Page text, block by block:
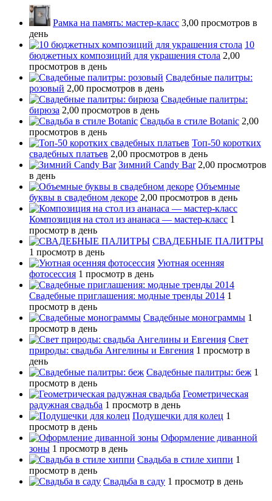
Рамка на память: мастер-класс 3,00 просмотров в
день
10
бюджетных композиций для украшения стола 2,00
просмотров в день
Свадебные палитры:
розовый 2,00 просмотров в день
Свадебные палитры:
бирюза 2,00 просмотров в день
Свадьба в стиле Botanic 2,00
просмотров в день
Топ-50 коротких
свадебных платьев 2,00 просмотров в день
Зимний Candy Bar 2,00 просмотров
в день
Объемные
буквы в свадебном декоре 2,00 просмотров в день
Композиция на стол из ананаса — мастер-класс 1
просмотр в день
СВАДЕБНЫЕ ПАЛИТРЫ
1 просмотр в день
Уютная осенняя
фотосессия 1 просмотр в день
Свадебные приглашения: модные тренды 2014 1
просмотр в день
Свадебные монограммы 1
просмотр в день
Свет
природы: свадьба Ангелины и Евгения 1 просмотр в
день
Свадебные палитры: беж 1
просмотр в день
Геометрическая
радужная свадьба 1 просмотр в день
Подушечки для колец 1
просмотр в день
Оформление диванной
зоны 1 просмотр в день
Свадьба в стиле хиппи 1
просмотр в день
Свадьба в саду 1 просмотр в день